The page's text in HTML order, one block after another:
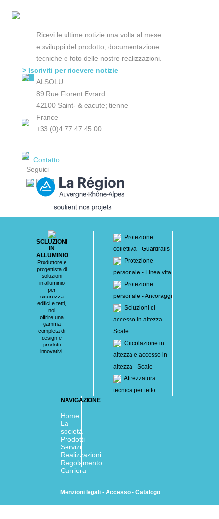
Ricevi le ultime notizie una volta al mese
e sviluppi del prodotto, documentazione
tecniche e foto delle nostre realizzazioni.
> Iscriviti per ricevere notizie
ALSOLU
89 Rue Florent Evrard
42100 Saint- & eacute; tienne
France
+33 (0)4 77 47 45 00
Contatto
Seguici
SOLUZIONI
IN
ALLUMINIO
Produttore e
progettista di
soluzioni
in alluminio
per
sicurezza
edifici e tetti,
noi
offrire una
gamma
completa di
design e
prodotti
innovativi.
Protezione
collettiva - Guardrails
Protezione
personale - Linea vita
Protezione
personale - Ancoraggi
Soluzioni di
accesso in altezza -
Scale
Circolazione in
altezza e accesso in
altezza - Scale
Attrezzatura
tecnica per tetto
NAVIGAZIONE
Home
La
società
Prodotti
Servizi
Realizzazioni
Regolamento
Carriera
Menzioni legali- Accesso- Catalogo